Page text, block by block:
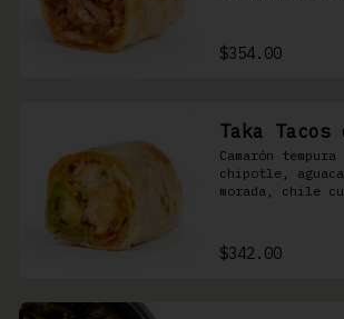
$354.00
Taka Tacos
Camarón
chipotle,
morada, chile
$342.00